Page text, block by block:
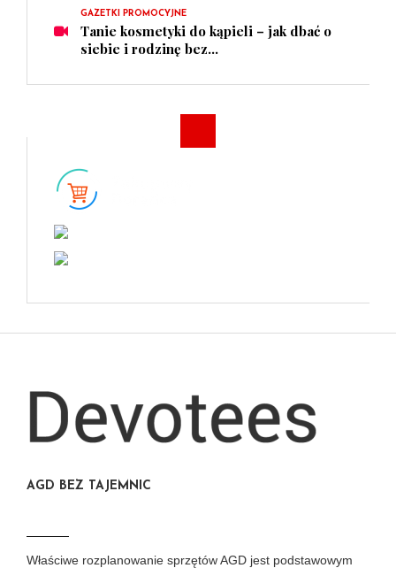
GAZETKI PROMOCYJNE
Tanie kosmetyki do kąpieli – jak dbać o
siebie i rodzinę bez...
AGD BEZ TAJEMNIC
Właściwe rozplanowanie sprzętów AGD jest podstawowym